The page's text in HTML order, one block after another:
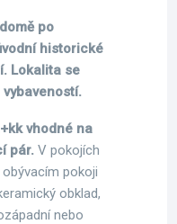
po
historické
Lokalita se
vhodné na
pár. V pokojích
pokoji
obklad,
nebo